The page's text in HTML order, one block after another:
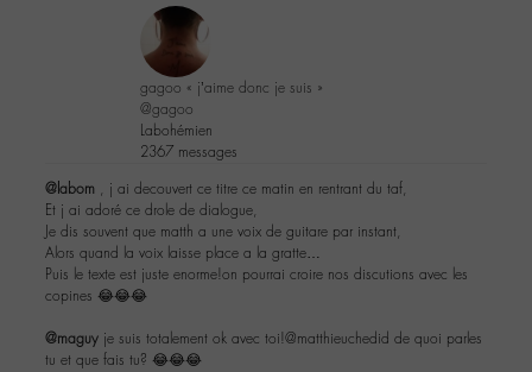
gagoo « j’aime donc je suis »
@gagoo
Labohémien
2367 messages
@labom , j ai decouvert ce titre ce matin en rentrant du taf,
Et j ai adoré ce drole de dialogue,
Je dis souvent que matth a une voix de guitare par instant,
Alors quand la voix laisse place a la gratte…
Puis le texte est juste enorme!on pourrai croire nos discutions avec les
copines 😂😂😂
@maguy je suis totalement ok avec toi!@matthieuchedid de quoi parles
tu et que fais tu? 😂😂😂